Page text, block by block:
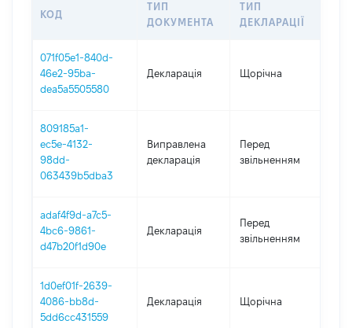
КОД
ТИП
ДОКУМЕНТА
ТИП
ДЕКЛАРАЦІЇ
071f05e1-840d-
46e2-95ba-
dea5a5505580
Декларація Щорічна
809185a1-
ec5e-4132-
98dd-
063439b5dba3
Виправлена
декларація
Перед
звільненням
adaf4f9d-a7c5-
4bc6-9861-
d47b20f1d90e
Декларація
Перед
звільненням
1d0ef01f-2639-
4086-bb8d-
5dd6cc431559
Декларація Щорічна